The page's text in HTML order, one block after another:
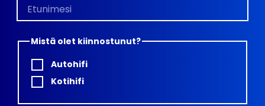
Mistä olet kiinnostunut?
Autohifi
Kotihifi